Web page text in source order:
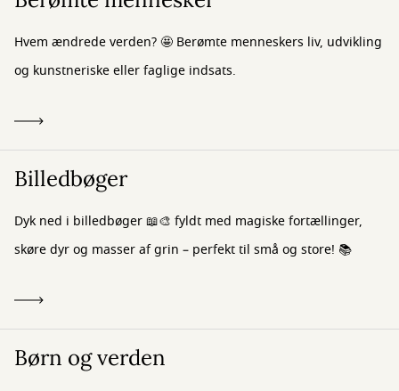
Hvem ændrede verden? 🤩 Berømte menneskers liv, udvikling
og kunstneriske eller faglige indsats.
Billedbøger
Dyk ned i billedbøger 📖🎨 fyldt med magiske fortællinger,
skøre dyr og masser af grin – perfekt til små og store! 📚
Børn og verden